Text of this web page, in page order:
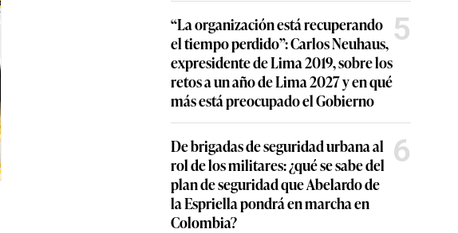
“La organización está recuperando
el tiempo perdido”: Carlos Neuhaus,
expresidente de Lima 2019, sobre los
retos a un año de Lima 2027 y en qué
más está preocupado el Gobierno
5
De brigadas de seguridad urbana al
rol de los militares: ¿qué se sabe del
plan de seguridad que Abelardo de
la Espriella pondrá en marcha en
Colombia?
6